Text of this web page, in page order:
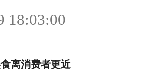
18:03:00
离消费者更近